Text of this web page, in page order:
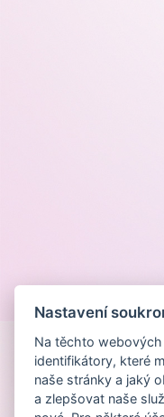
Nastavení
Na těchto
identifikátory, které
naše stránky a jaký
a zlepšovat naše